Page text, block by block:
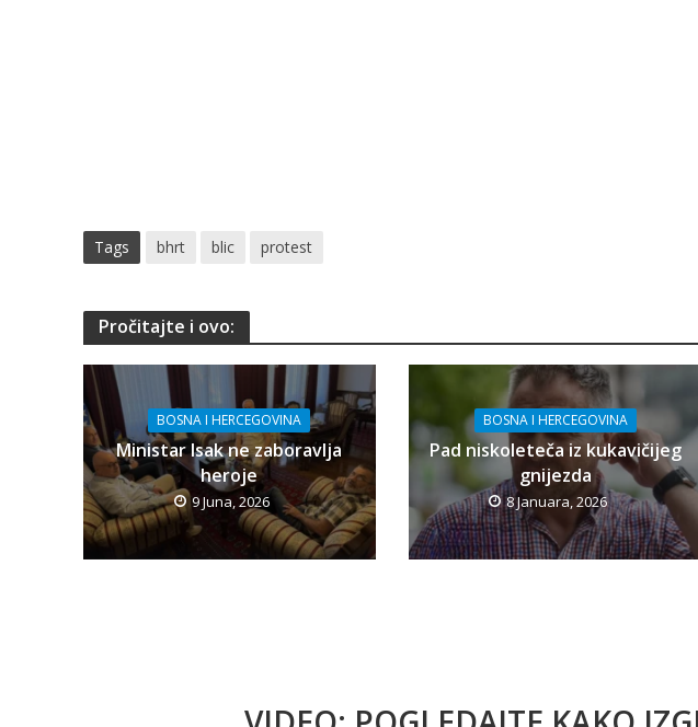
Tags bhrt blic protest
Pročitajte i ovo:
BOSNA I HERCEGOVINA
Ministar Isak ne zaboravlja
heroje
9 Juna, 2026
BOSNA I HERCEGOVINA
Pad niskoleteča iz kukavičijeg
gnijezda
8 Januara, 2026